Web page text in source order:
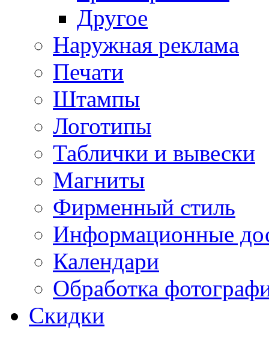
Другое
Наружная реклама
Печати
Штампы
Логотипы
Таблички и вывески
Магниты
Фирменный стиль
Информационные
Календари
Обработка
Скидки